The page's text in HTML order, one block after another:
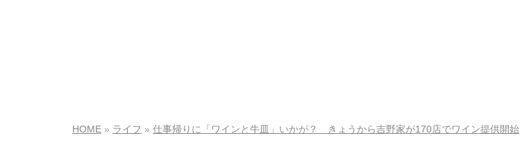
HOME ライフ 仕事帰りに「ワインと牛皿」いかが？ きょうから吉野家が170店でワイン提供開始